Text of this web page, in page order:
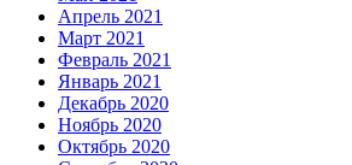
Апрель 2021
Март 2021
Февраль 2021
Январь 2021
Декабрь 2020
Ноябрь 2020
Октябрь 2020